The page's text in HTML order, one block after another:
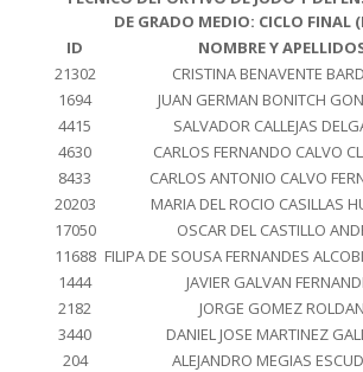
DE GRADO MEDIO: CICLO FINAL
ID
NOMBRE Y
21302
CRISTINA BENAVENTE
1694
JUAN GERMAN BONITCH
4415
SALVADOR CALLEJAS
4630
CARLOS FERNANDO CALVO
8433
CARLOS ANTONIO CALVO
20203
MARIA DEL ROCIO CASILLAS
17050
OSCAR DEL CASTILLO
11688 FILIPA DE SOUSA FERNANDES
1444
JAVIER GALVAN
2182
JORGE GOMEZ ROLDAN
3440
DANIEL JOSE MARTINEZ
204
ALEJANDRO MEGIAS